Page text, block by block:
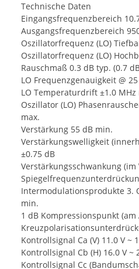
Technische Daten
Eingangsfrequenzbereich
Ausgangsfrequenzbereich
Oszillatorfrequenz (LO)
Oszillatorfrequenz (LO)
Rauschmaß 0.3 dB typ. (0.7
LO Frequenzgenauigkeit @
LO Temperaturdrift ±1.0 MHz
Oszillator (LO)
max.
Verstärkung 55 dB min.
Verstärkungswelligkeit
±0.75 dB
Verstärkungsschwankung (im
Intermodulationsprodukte 3.
min.
1 dB Kompressionspunkt
Kontrollsignal Ca (V) 11.0 V ~
Kontrollsignal Cb (H) 16.0 V ~
Kontrollsignal Cc